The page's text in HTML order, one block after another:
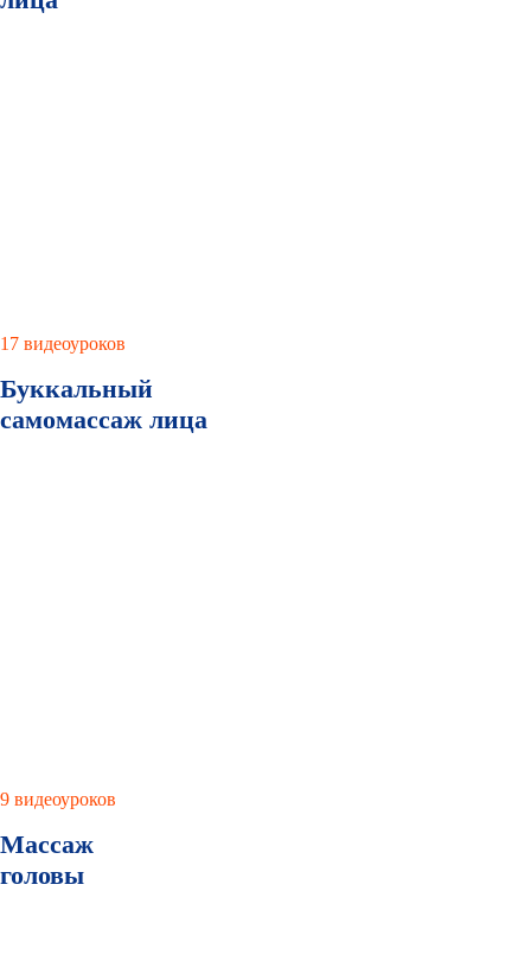
17 видеоуроков
Буккальный
самомассаж лица
9 видеоуроков
Массаж
головы